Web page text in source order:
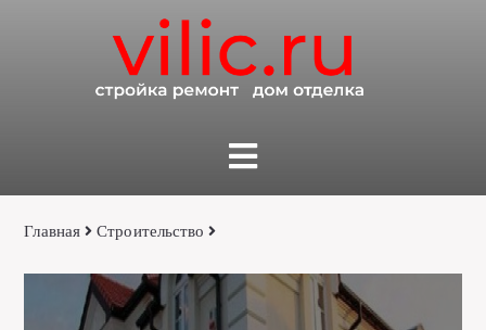
Главная Строительство